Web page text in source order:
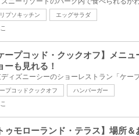
プソキッチン エッグサラダ
ープコッド・クックオフ】メニ
ーも見れる！
プコッドクックオフ ハンバーガー
ゥモローランド・テラス】場所